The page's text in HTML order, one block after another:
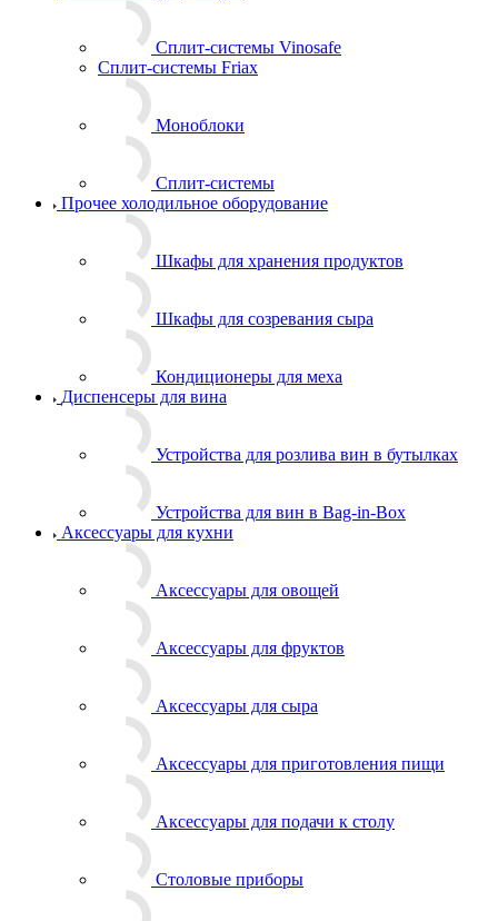
Сплит-системы Vinosafe
Сплит-системы Friax
Моноблоки
Сплит-системы
Прочее холодильное оборудование
Шкафы для хранения продуктов
Шкафы для созревания сыра
Кондиционеры для меха
Диспенсеры для вина
Устройства для розлива вин в бутылках
Устройства для вин в Bag-in-Box
Аксессуары для кухни
Аксессуары для овощей
Аксессуары для фруктов
Аксессуары для сыра
Аксессуары для приготовления пищи
Аксессуары для подачи к столу
Столовые приборы